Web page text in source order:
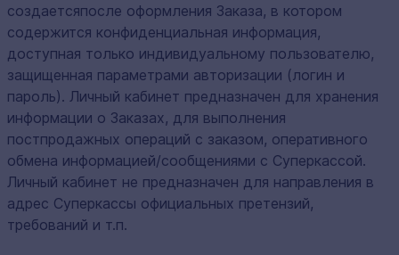
создаетсяпосле оформления Заказа, в котором
содержится конфиденциальная информация,
доступная только индивидуальному пользователю,
защищенная параметрами авторизации (логин и
пароль). Личный кабинет предназначен для хранения
информации о Заказах, для выполнения
постпродажных операций с заказом, оперативного
обмена информацией/сообщениями с Суперкассой.
Личный кабинет не предназначен для направления в
адрес Суперкассы официальных претензий,
требований и т.п.